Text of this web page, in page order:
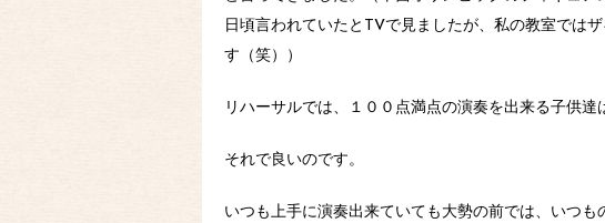
日頃言われていたとTVで見ましたが、私の教室では
す（笑））
リハーサルでは、１００点満点の演奏を出来る子供達
それで良いのです。
いつも上手に演奏出来ていても大勢の前では、いつ